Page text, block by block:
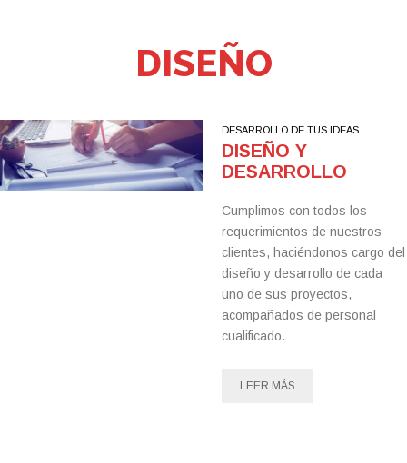
DISEÑO
DESARROLLO DE TUS IDEAS
DISEÑO Y
DESARROLLO
Cumplimos con todos los
requerimientos de nuestros
clientes, haciéndonos cargo del
diseño y desarrollo de cada
uno de sus proyectos,
acompañados de personal
cualificado.
LEER MÁS